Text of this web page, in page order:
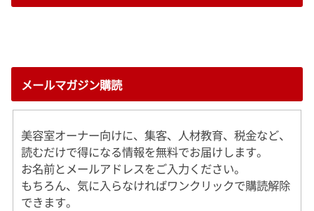
メールマガジン購読
美容室オーナー向けに、集客、人材教育、税金など、
読むだけで得になる情報を無料でお届けします。
お名前とメールアドレスをご入力ください。
もちろん、気に入らなければワンクリックで購読解除
できます。